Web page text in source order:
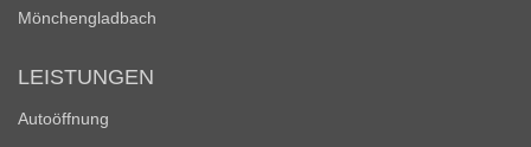
Mönchengladbach
LEISTUNGEN
Autoöffnung